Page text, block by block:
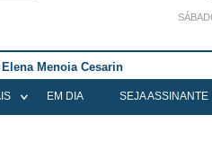
Elena Menoia Cesarin
EM DIA SEJA ASSINANTE